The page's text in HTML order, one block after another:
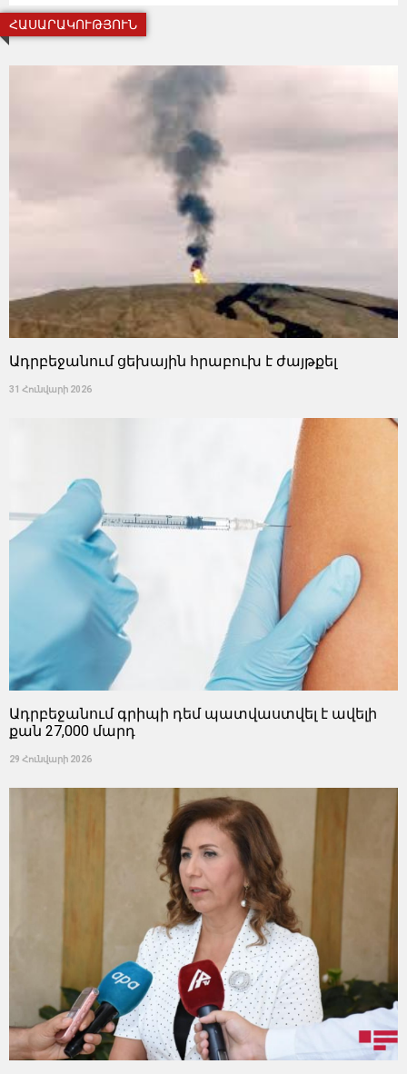
ՀԱՍԱՐԱԿՈՒԹՅՈՒՆ
Ադրբեջանում ցեխային հրաբուխ է ժայթքել
31 Հունվարի 2026
Ադրբեջանում գրիպի դեմ պատվաստվել է ավելի
քան 27,000 մարդ
29 Հունվարի 2026